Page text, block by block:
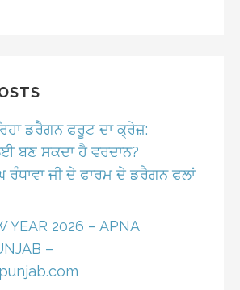
ਡਰੈਗਨ ਫਰੂਟ ਦਾ ਕ੍ਰੇਜ਼:
ਬਣ ਸਕਦਾ ਹੈ ਵਰਦਾਨ?
ਰੰਧਾਵਾ ਜੀ ਦੇ ਫਾਰਮ ਦੇ ਡਰੈਗਨ ਫਲਾਂ
YEAR 2026 – APNA
–